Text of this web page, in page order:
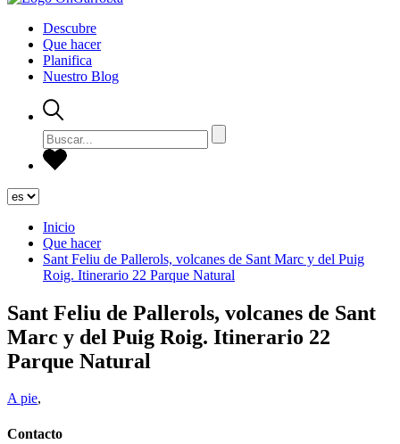
Descubre
Que hacer
Planifica
Nuestro Blog
Inicio
Que hacer
Sant Feliu de Pallerols, volcanes de Sant Marc y del Puig
Roig. Itinerario 22 Parque Natural
Sant Feliu de Pallerols, volcanes de Sant
Marc y del Puig Roig. Itinerario 22
Parque Natural
A pie,
Contacto